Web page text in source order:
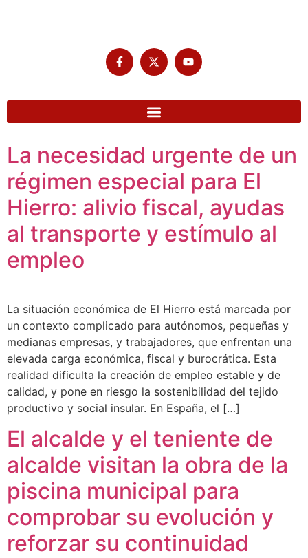
La necesidad urgente de un
régimen especial para El
Hierro: alivio fiscal, ayudas
al transporte y estímulo al
empleo
La situación económica de El Hierro está marcada por
un contexto complicado para autónomos, pequeñas y
medianas empresas, y trabajadores, que enfrentan una
elevada carga económica, fiscal y burocrática. Esta
realidad dificulta la creación de empleo estable y de
calidad, y pone en riesgo la sostenibilidad del tejido
productivo y social insular. En España, el […]
El alcalde y el teniente de
alcalde visitan la obra de la
piscina municipal para
comprobar su evolución y
reforzar su continuidad